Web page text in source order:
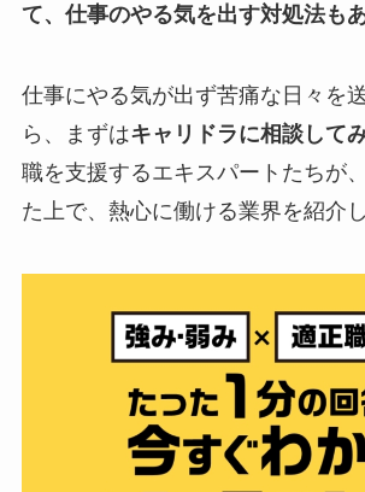
て、仕事のやる気を出す対処法も
仕事にやる気が出ず苦痛な日々を
ら、まずはキャリドラに相談して
職を支援するエキスパートたちが
た上で、熱心に働ける業界を紹介